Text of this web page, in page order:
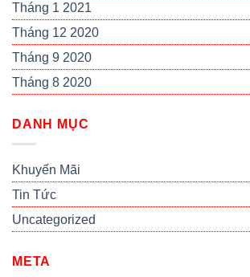
Tháng 1 2021
Tháng 12 2020
Tháng 9 2020
Tháng 8 2020
DANH MỤC
Khuyến Mãi
Tin Tức
Uncategorized
META